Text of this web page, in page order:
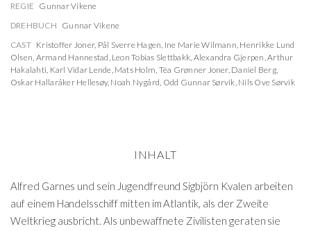
REGIE Gunnar Vikene
DREHBUCH Gunnar Vikene
CAST Kristoffer Joner, Pål Sverre Hagen, Ine Marie Wilmann, Henrikke Lund
Olsen, Armand Hannestad, Leon Tobias Slettbakk, Alexandra Gjerpen,Arthur
Hakalahti, Karl Vidar Lende, Mats Holm, Téa Grønner Joner, Daniel Berg,
Oskar Hallaråker Hellesøy, Noah Nygård, Odd Gunnar Sørvik, Nils Ove Sørvik
INHALT
Alfred Garnes und sein Jugendfreund Sigbjörn Kvalen arbeiten
auf einem Handelsschiff mitten im Atlantik, als der Zweite
Weltkrieg ausbricht. Als unbewaffnete Zivilisten geraten sie